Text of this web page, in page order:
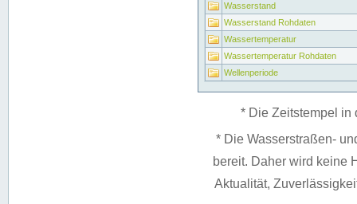
Wasserstand
Wasserstand Rohdaten
Wassertemperatur
Wassertemperatur Rohdaten
Wellenperiode
* Die Zeitstempel in
* Die Wasserstraßen-
bereit. Daher wird keine
Aktualität,